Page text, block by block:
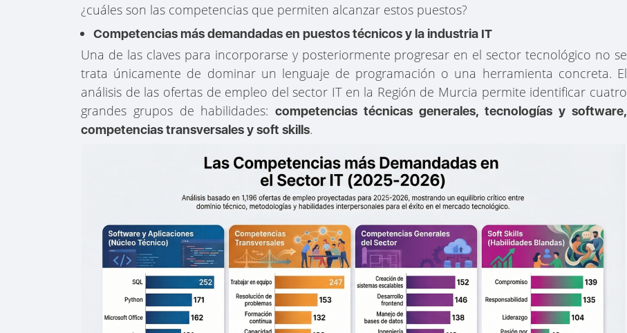
¿cuáles son las competencias que permiten alcanzar estos puestos?
Competencias más demandadas en puestos técnicos y la industria IT
Una de las claves para incorporarse y posteriormente progresar en el sector tecnológico no se
trata únicamente de dominar un lenguaje de programación o una herramienta concreta. El
análisis de las ofertas de empleo del sector IT en la Región de Murcia permite identificar cuatro
grandes grupos de habilidades:competencias técnicas generales, tecnologías y software,
competencias transversales y soft skills.